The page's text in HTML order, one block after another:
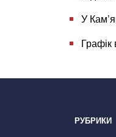
У
Графік
РУБРИКИ